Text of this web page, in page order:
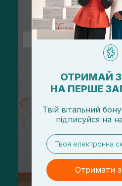
ОТРИМАЙ
НА ПЕРШЕ
Твій вітальний
підписуйся на
email
Отримати